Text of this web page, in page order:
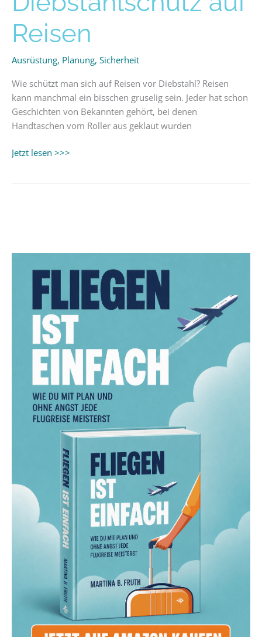
Reisen
Ausrüstung, Planung, Sicherheit
Wie schützt man sich auf Reisen vor Diebstahl? Reisen
kann manchmal ein bisschen gruselig sein. Jeder hat schon
Geschichten von Bekannten gehört, bei denen
Handtaschen vom Roller aus geklaut wurden
auf
Jetzt lesen >>>